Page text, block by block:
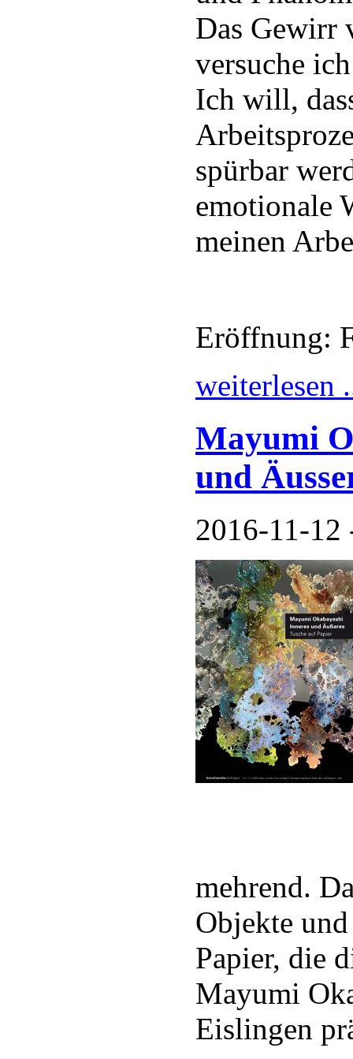
Das Gewirr
versuche
Ich will,
spürbar
emotionale
meinen
Eröffnung:
weiterlesen
Mayumi
und
2016-11-12
mehrend.
Objekte
Papier, die
Mayumi
Eislingen